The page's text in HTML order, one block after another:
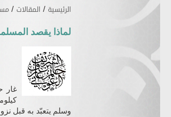
الرئيسية / المقالات /
لماذا يقصد
غار
وسلم يتعبّد به قبل